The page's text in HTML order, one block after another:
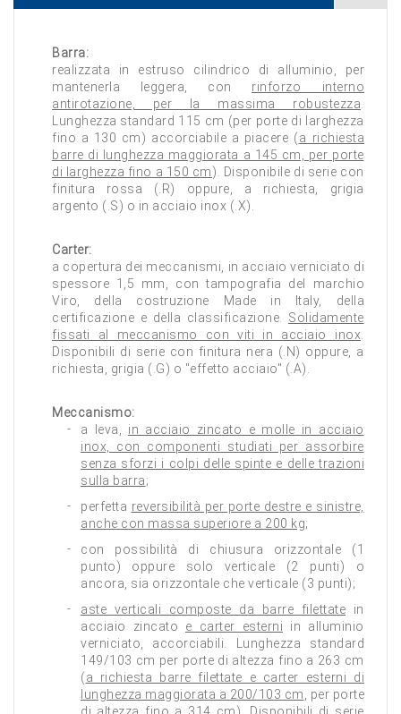
Barra:
realizzata in estruso cilindrico di alluminio, per
mantenerla leggera, con rinforzo interno
antirotazione, per la massima robustezza
Lunghezza standard 115 cm (per porte di larghezza
fino a 130 cm) accorciabile a piacere (a richiesta
barre di lunghezza maggiorata a 145 cm, per porte
di larghezza fino a 150 cm). Disponibile di serie con
finitura rossa (.R) oppure, a richiesta, grigia
argento (.S) o in acciaio inox (.X).
Carter:
a copertura dei meccanismi, in acciaio verniciato di
spessore 1,5 mm, con tampografia del marchio
Viro, della costruzione Made in Italy, della
certificazione e della classificazione. Solidamente
fissati al meccanismo con viti in acciaio inox
Disponibili di serie con finitura nera (.N) oppure, a
richiesta, grigia (.G) o "effetto acciaio" (.A).
Meccanismo:
a leva, in acciaio zincato e molle in acciaio
inox, con componenti studiati per assorbire
senza sforzi i colpi delle spinte e delle trazioni
sulla barra;
perfetta reversibilità per porte destre e sinistre,
anche con massa superiore a 200 kg;
con possibilità di chiusura orizzontale (1
punto) oppure solo verticale (2 punti) o
ancora, sia orizzontale che verticale (3 punti);
aste verticali composte da barre filettate in
acciaio zincato e carter esterni in alluminio
verniciato, accorciabili. Lunghezza standard
149/103 cm per porte di altezza fino a 263 cm
(a richiesta barre filettate e carter esterni di
lunghezza maggiorata a 200/103 cm , per porte